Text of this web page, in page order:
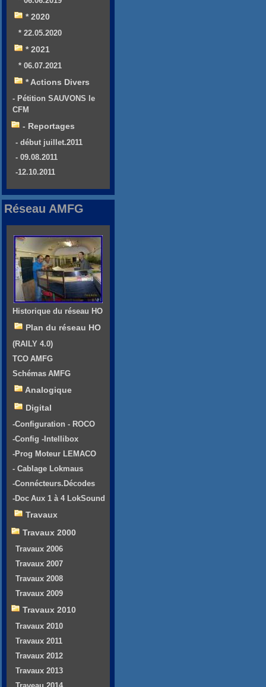
* 2020
* 22.05.2020
* 2021
* 06.07.2021
* Actions Divers
- Pétition SAUVONS le
CFM
- Reportages
- début juillet.2011
- 09.08.2011
-12.10.2011
Réseau AMFG
Historique du réseau HO
Plan du réseau HO
(RAILY 4.0)
TCO AMFG
Schémas AMFG
Analogique
Digital
-Configuration - ROCO
-Config -Intellibox
-Prog Moteur LEMACO
- Cablage Lokmaus
-Connécteurs.Décodes
-Doc Aux 1 à 4 LokSound
Travaux
Travaux 2000
Travaux 2006
Travaux 2007
Travaux 2008
Travaux 2009
Travaux 2010
Travaux 2010
Travaux 2011
Travaux 2012
Travaux 2013